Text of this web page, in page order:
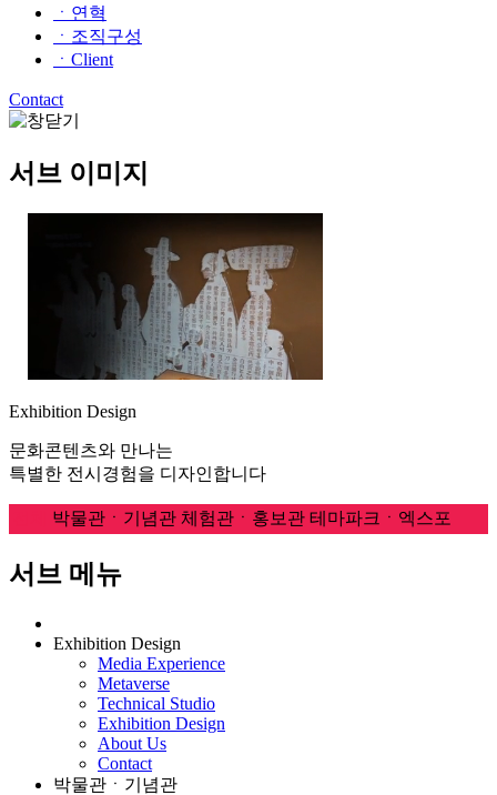
ㆍ연혁
ㆍ조직구성
ㆍClient
Contact
서브 이미지
Exhibition Design
문화콘텐츠와 만나는
특별한 전시경험을 디자인합니다
박물관ㆍ기념관 체험관ㆍ홍보관 테마파크ㆍ엑스포
서브 메뉴
Exhibition Design
Media Experience
Metaverse
Technical Studio
Exhibition Design
About Us
Contact
박물관ㆍ기념관